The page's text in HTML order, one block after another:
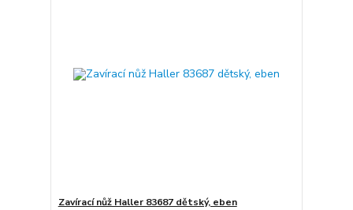
Zavírací nůž Haller 83687 dětský, eben